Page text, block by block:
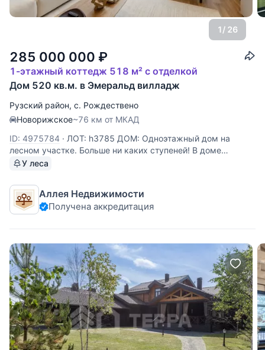
1 / 26
285 000 000 ₽
1-этажный коттедж 518 м² с отделкой
Дом 520 кв.м. в Эмеральд вилладж
Рузский район, с. Рождествено
Новорижское~76 км от МКАД
ID: 4975784 · ЛОТ: h3785 ДОМ: Одноэтажный дом на
лесном участке. Больше ни каких ступеней! В доме
большая гостиная - кухня - столовая, около 100кв.м. и
открывается красивый вид на лесной приватный участок.
Есть
У леса
Аллея Недвижимости
Получена аккредитация